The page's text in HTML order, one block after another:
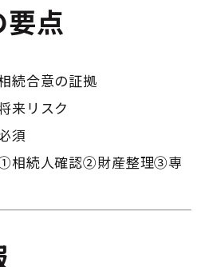
点
続合意の証拠
来リスク
須
①相続人確認②財産整理③専